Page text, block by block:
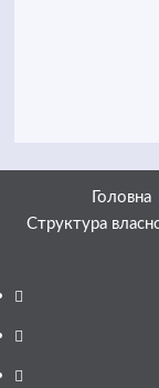
Головна
Структура
Facebook
YouTube
Telegram